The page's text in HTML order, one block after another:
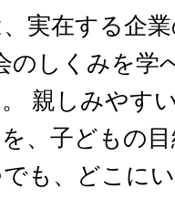
、実在する企
のしくみを学
親しみやす
、子どもの
も、どこに